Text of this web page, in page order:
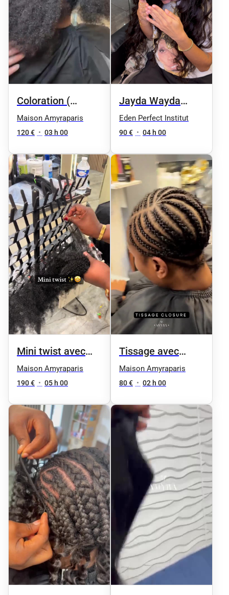
Coloration (
cheveux afro ) +
Soin + Coiffage
Maison Amyraparis
120 € • 03 h 00
Jayda Wayda
Braids
Eden Perfect Institut
90 € • 04 h 00
Mini twist avec
mèche
synthetique inclus
Maison Amyraparis
190 € • 05 h 00
Tissage avec
Closure
Maison Amyraparis
80 € • 02 h 00